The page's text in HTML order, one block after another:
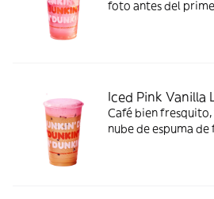
foto antes del
Iced Pink Vanilla
Café bien fresquito,
nube de espuma